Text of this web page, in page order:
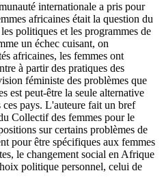
internationale a pris pour
africaines était la question du
politiques et les programmes de
un échec cuisant, on
africaines, les femmes ont
à partir des pratiques des
féministe des problèmes que
est peut-être la seule alternative
pays. L'auteure fait un bref
Collectif des femmes pour le
sur certains problèmes de
pour être spécifiques aux femmes
le changement social en Afrique
politique personnel, celui de